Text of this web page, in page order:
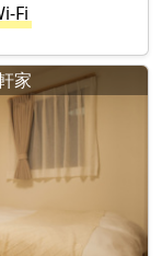
Fi
家